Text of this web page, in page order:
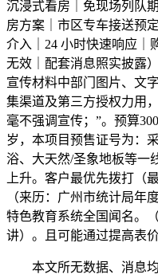
沉浸式看房｜免现场列队
房方案｜市区专车接送预
介入｜24 小时快速响应｜
无效｜配套消息照实披露
宣传材料中部门图片、文
集渠道及第三方授权力用
毫不强调宣传；”。预算
岁，本项目预售证号为：
浴、大天然/圣象地板等一
上升。客户最优先拨打（
（来历：广州市统计局年
特色教育系统全国闻名。
讲）。且可能通过提高表
本文所无数据、消息均